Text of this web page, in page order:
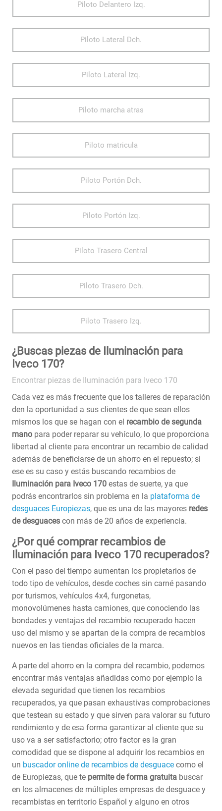
Piloto Delantero Izq.
Piloto Lateral Dch.
Piloto Lateral Izq.
Piloto marcha atras
Piloto matricula
Piloto Portón Dch.
Piloto Portón Izq.
Piloto Trasero Central
Piloto Trasero Dch.
Piloto Trasero Izq.
¿Buscas piezas de Iluminación para
Iveco 170?
Encontrar piezas de Iluminación para Iveco 170
Cada vez es más frecuente que los talleres de reparación
den la oportunidad a sus clientes de que sean ellos
mismos los que se hagan con el recambio de segunda
mano para poder reparar su vehículo, lo que proporciona
libertad al cliente para encontrar un recambio de calidad
además de beneficiarse de un ahorro en el repuesto; si
ese es su caso y estás buscando recambios de
Iluminación para Iveco 170 estas de suerte, ya que
podrás encontrarlos sin problema en la plataforma de
desguaces Europiezas, que es una de las mayores redes
de desguaces con más de 20 años de experiencia.
¿Por qué comprar recambios de
Iluminación para Iveco 170 recuperados?
Con el paso del tiempo aumentan los propietarios de
todo tipo de vehículos, desde coches sin carné pasando
por turismos, vehículos 4x4, furgonetas,
monovolúmenes hasta camiones, que conociendo las
bondades y ventajas del recambio recuperado hacen
uso del mismo y se apartan de la compra de recambios
nuevos en las tiendas oficiales de la marca.
A parte del ahorro en la compra del recambio, podemos
encontrar más ventajas añadidas como por ejemplo la
elevada seguridad que tienen los recambios
recuperados, ya que pasan exhaustivas comprobaciones
que testean su estado y que sirven para valorar su futuro
rendimiento y de esa forma garantizar al cliente que su
uso va a ser satisfactorio; otro factor es la gran
comodidad que se dispone al adquirir los recambios en
un buscador online de recambios de desguace como el
de Europiezas, que te permite de forma gratuita buscar
en los almacenes de múltiples empresas de desguace y
recambistas en territorio Español y alguno en otros